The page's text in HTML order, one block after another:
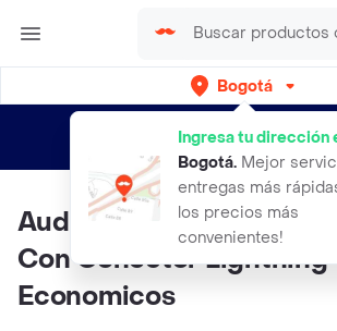
Bogotá
Ingresa tu dirección
Bogotá. Mejor
entregas más
los precios más
convenientes!
envíos gratis por semanas
Audifonos Para iPhone
Con Conector Lightning
Economicos